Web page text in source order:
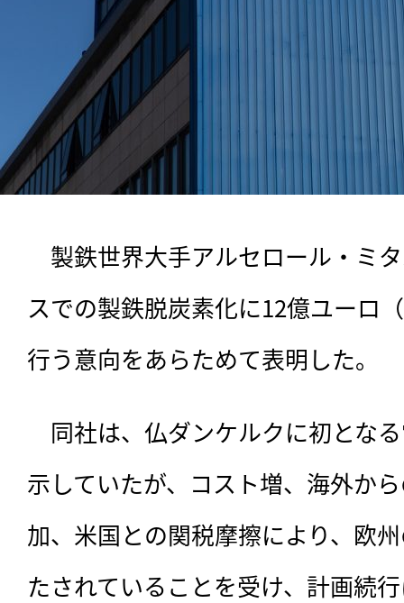
製鉄世界大手アルセロール・ミ
スでの製鉄脱炭素化に12億ユーロ
行う意向をあらためて表明した。
同社は、 仏ダンケルクに初とな
示していたが、コスト増、海外か
加、米国との関税摩擦により、欧
たされていることを受け、計画続